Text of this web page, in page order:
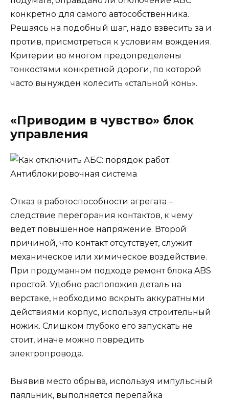
конкретно для самого автособственника.
Решаясь на подобный шаг, надо взвесить за и
против, присмотреться к условиям вождения.
Критерии во многом предопределены
тонкостями конкретной дороги, по которой
часто вынужден колесить «стальной конь».
«Приводим в чувство» блок
управления
Отказ в работоспособности агрегата –
следствие перегорания контактов, к чему
ведет повышенное напряжение. Второй
причиной, что контакт отсутствует, служит
механическое или химическое воздействие.
При продуманном подходе ремонт блока ABS
простой. Удобно расположив деталь на
верстаке, необходимо вскрыть аккуратными
действиями корпус, используя строительный
ножик. Слишком глубоко его запускать не
стоит, иначе можно повредить
электропровода.
Выявив место обрыва, используя импульсный
паяльник, выполняется перепайка